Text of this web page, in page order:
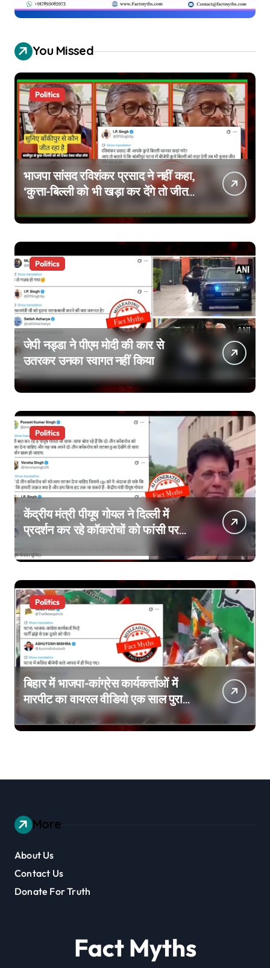
You Missed
Politics
भाजपा सांसद रविशंकर प्रसाद ने नहीं कहा,
‘कुत्ता-बिल्ली को भी खड़ा कर देंगे तो जीत
जाएंगे’, वायरल वीडियो एडिटेड है
Politics
जेपी नड्डा ने पीएम मोदी की कार से
उतरकर उनका स्वागत नहीं किया
Politics
केंद्रीय मंत्री पीयूष गोयल ने दिल्ली में
प्रदर्शन कर रहे कॉकरोचों को फांसी पर
लटकाने की बात नहीं की, वायरल वीडियो
AI जेनरेटेड है
Politics
बिहार में भाजपा-कांग्रेस कार्यकर्त्ताओं में
मारपीट का वायरल वीडियो एक साल पुराना
है
More
About Us
Contact Us
Donate For Truth
Fact Myths